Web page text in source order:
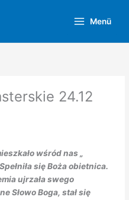
Menü
24.12
wśród nas „
się Boża obietnica.
ujrzała swego
Słowo Boga, stał się